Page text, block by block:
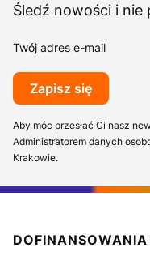
Śledź nowości i nie
Twój adres e-mail
Zapisz się
Aby móc przesłać Ci nasz
Administratorem danych
Krakowie.
Linki w stopce
DOFINANSOWANIA